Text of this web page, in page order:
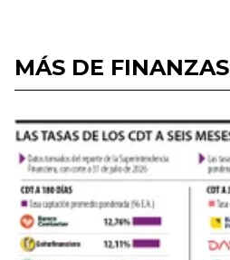
MÁS DE FINANZAS